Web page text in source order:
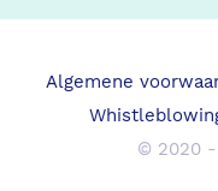
© 2020 -
Algemene